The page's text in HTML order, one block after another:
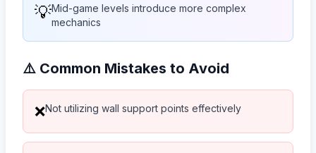
💡Mid-game levels introduce more complex
mechanics
⚠️ Common Mistakes to Avoid
❌Not utilizing wall support points effectively